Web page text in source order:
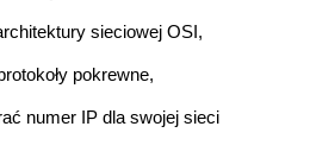
sieciowej OSI,
pokrewne,
numer IP dla swojej sieci